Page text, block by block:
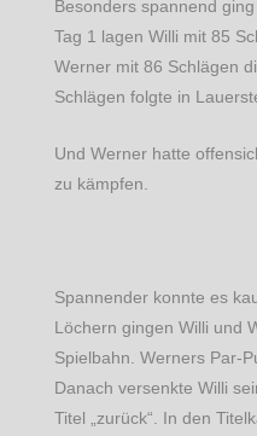
Besonders spannend
Tag 1 lagen Willi mit 85
Werner mit 86 Schlägen
Schlägen folgte in
Und Werner hatte
zu kämpfen.
Spannender konnte es
Löchern gingen Willi und
Spielbahn. Werners Par-
Danach versenkte Willi
Titel „zurück“. In den